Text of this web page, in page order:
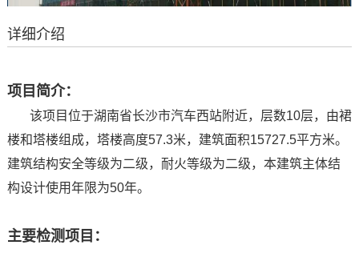
详细介绍
项目简介：
该项目位于湖南省长沙市汽车西站附近，层数10层，由裙
楼和塔楼组成，塔楼高度57.3米，建筑面积15727.5平方米。
建筑结构安全等级为二级，耐火等级为二级，本建筑主体结
构设计使用年限为50年。
主要检测项目：